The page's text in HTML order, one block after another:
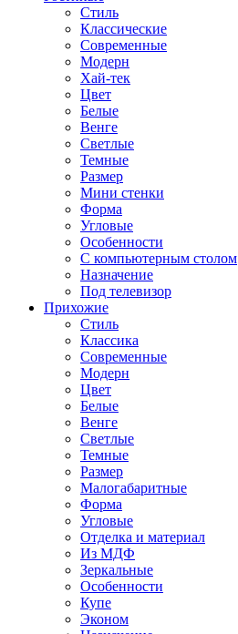
Стиль
Классические
Современные
Модерн
Хай-тек
Цвет
Белые
Венге
Светлые
Темные
Размер
Мини стенки
Форма
Угловые
Особенности
С компьютерным столом
Назначение
Под телевизор
Прихожие
Стиль
Классика
Современные
Модерн
Цвет
Белые
Венге
Светлые
Темные
Размер
Малогабаритные
Форма
Угловые
Отделка и материал
Из МДФ
Зеркальные
Особенности
Купе
Эконом